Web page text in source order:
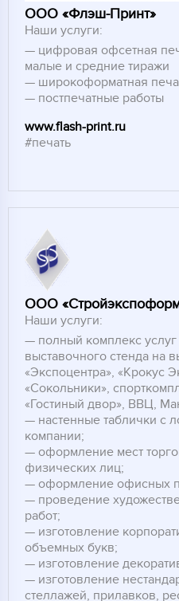
ООО «Флэш-Принт»
Наши услуги:
цифровая офсетная
малые и средние тиражи
широкоформатная
постпечатные работы
www.flash-print.ru
#печать
ООО
Наши услуги:
полный комплекс
выставочного стенда на
«Экспоцентра», «Крокус
«Сокольники»,
«Гостиный двор», ВВЦ,
настенные таблички с
компании;
оформление мест
физических лиц;
оформление офисных
проведение
работ;
изготовление
объемных букв;
изготовление
изготовление
стеллажей, прилавков,